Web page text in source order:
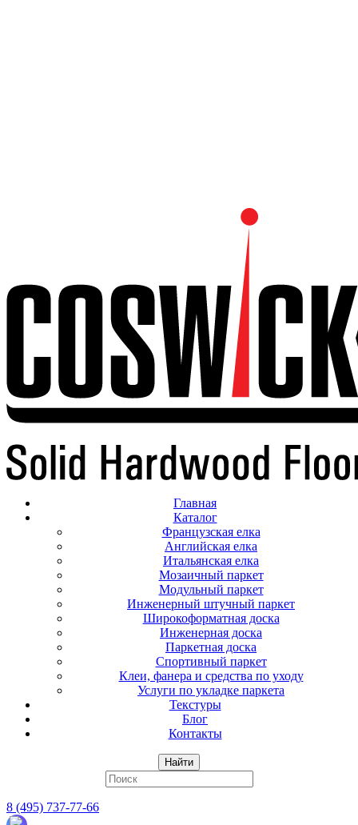
Главная
Каталог
Французская елка
Английская елка
Итальянская елка
Мозаичный паркет
Модульный паркет
Инженерный штучный паркет
Широкоформатная доска
Инженерная доска
Паркетная доска
Спортивный паркет
Клеи, фанера и средства по уходу
Услуги по укладке паркета
Текстуры
Блог
Контакты
Найти
8 (495) 737-77-66